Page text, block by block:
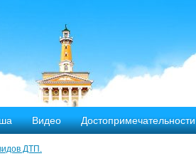
Видео Достопримечательности
ДТП.